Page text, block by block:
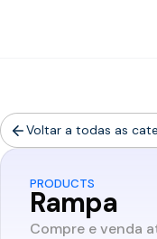
Voltar a todas as
PRODUCTS
Rampa
Compre e venda